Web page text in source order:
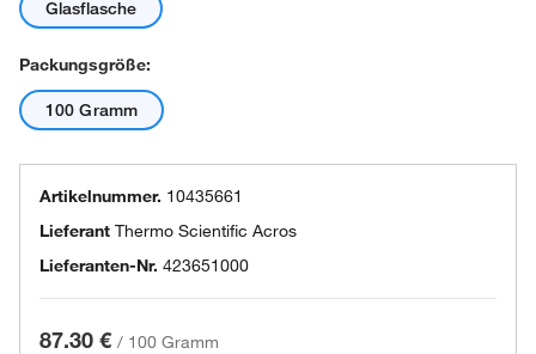
Glasflasche
Packungsgröße:
100 Gramm
Artikelnummer. 10435661
Lieferant Thermo Scientific Acros
Lieferanten-Nr. 423651000
87.30 € / 100 Gramm